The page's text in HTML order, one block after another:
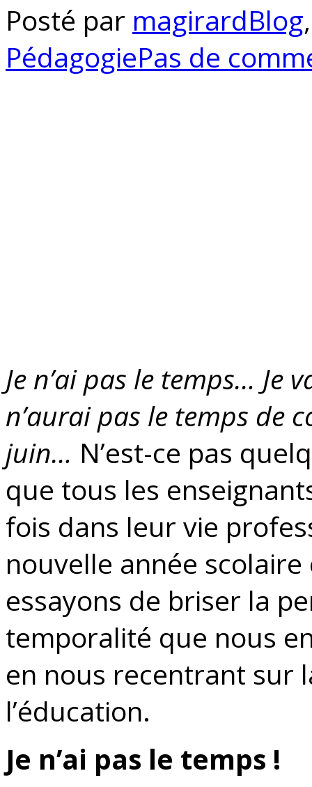
Posté par magirardBlog
PédagogiePas de
Je n’ai pas le temps… Je
n’aurai pas le temps de
juin… N’est-ce pas
que tous les
fois dans leur vie
nouvelle année
essayons de briser la
temporalité que nous
en nous recentrant sur
l’éducation.
Je n’ai pas le temps !